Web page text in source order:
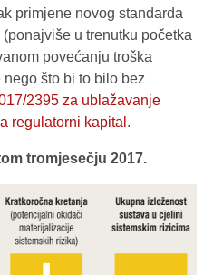
primjene novog standarda
u trenutku početka
povećanju troška
što bi to bilo bez
2395 za ublažavanje
regulatorni kapital .
tromjesečju 2017.